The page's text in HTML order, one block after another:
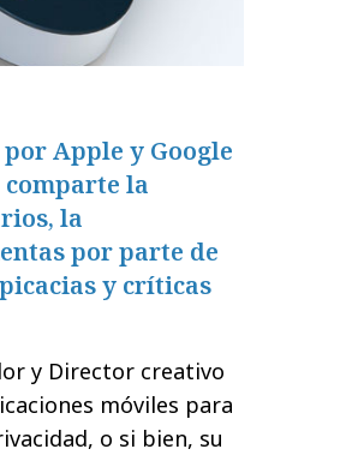
Apple y Google
la
la
por parte de
y críticas
y Director creativo
móviles para
o si bien, su